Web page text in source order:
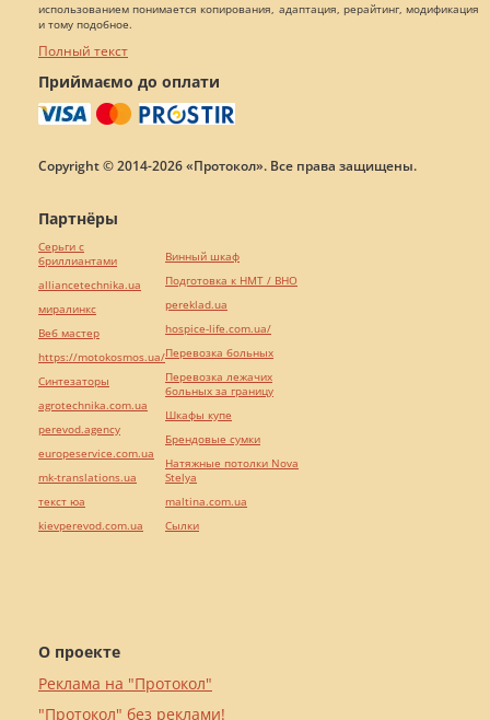
использованием понимается копирования, адаптация, рерайтинг, модификация
и тому подобное.
Полный текст
Приймаємо до оплати
Copyright © 2014-2026 «Протокол». Все права защищены.
О проекте
Реклама на "Протокол"
"Протокол" без реклами!
Партнёры
Серьги с
бриллиантами
alliancetechnika.ua
миралинкс
Веб мастер
https://motokosmos.ua/
Синтезаторы
agrotechnika.com.ua
perevod.agency
europeservice.com.ua
mk-translations.ua
текст юа
kievperevod.com.ua
Винный шкаф
Подготовка к НМТ / ВНО
pereklad.ua
hospice-life.com.ua/
Перевозка больных
Перевозка лежачих
больных за границу
Шкафы купе
Брендовые сумки
Натяжные потолки Nova
Stelya
maltina.com.ua
Cылки